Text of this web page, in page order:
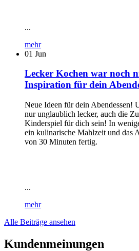
...
mehr
01 Jun
Lecker Kochen war noch
Inspiration für dein
Neue Ideen für dein Abendessen!
nur unglaublich lecker, auch die
Kinderspiel für dich sein! In
ein kulinarische Mahlzeit und das
von 30 Minuten fertig.
...
mehr
Alle Beiträge ansehen
Kundenmeinungen